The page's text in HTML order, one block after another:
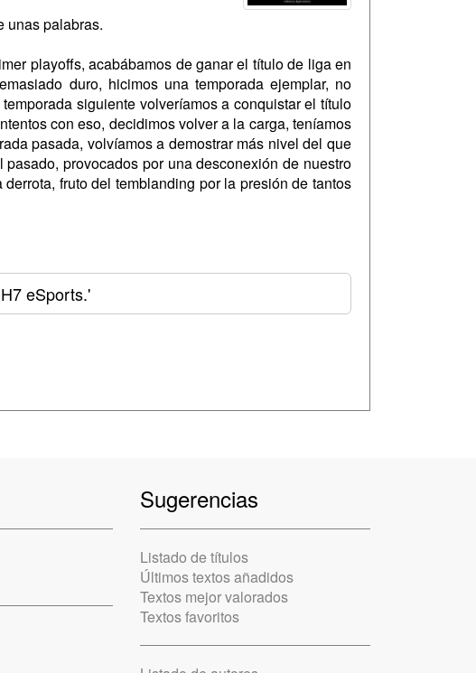
unas palabras.
playoffs, acabábamos de ganar el título de liga en
duro, hicimos una temporada ejemplar, no
siguiente volveríamos a conquistar el título
con eso, decidimos volver a la carga, teníamos
pasada, volvíamos a demostrar más nivel del que
provocados por una desconexión de nuestro
fruto del temblanding por la presión de tantos
eSports.'
Sugerencias
Listado de títulos
Últimos textos añadidos
Textos mejor valorados
Textos favoritos